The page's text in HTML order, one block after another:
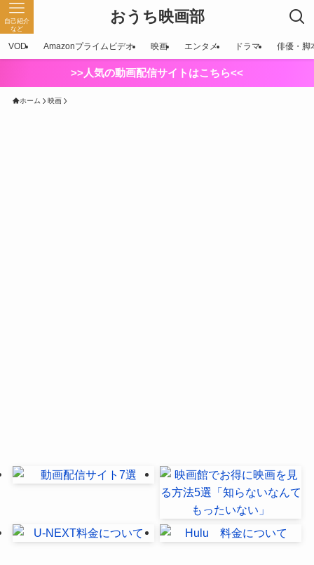
おうち映画部
自己紹介
など
VOD Amazonプライムビデオ 映画 エンタメ ドラマ 俳優・脚
>>人気の動画配信サイトはこちら<<
ホーム 映画